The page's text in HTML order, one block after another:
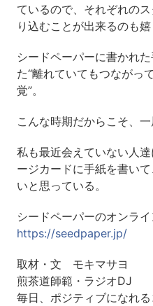
ているので、それぞれの
り込むことが出来るのも嬉
シードペーパーに書かれ
た“離れていてもつながっ
覚”。
こんな時期だからこそ、一
私も最近会えていない人
ージカードに手紙を書い
いと思っている。
シードペーパーのオンラ
https://seedpaper.jp/
取材・文 モキマサヨ
煎茶道師範・ラジオDJ
毎日、ポジティブになれ